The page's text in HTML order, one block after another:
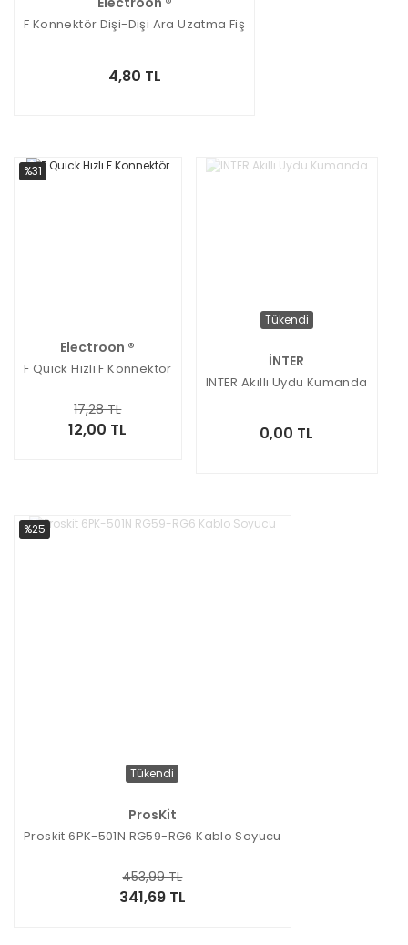
F Konnektör Dişi-Dişi Ara Uzatma Fiş
4,80 TL
%31
Electroon ®
F Quick Hızlı F Konnektör
12,00 TL
17,28 TL
Tükendi
İNTER
INTER Akıllı Uydu Kumanda
0,00 TL
%25
Tükendi
ProsKit
Proskit 6PK-501N RG59-RG6 Kablo Soyucu
341,69 TL
453,99 TL